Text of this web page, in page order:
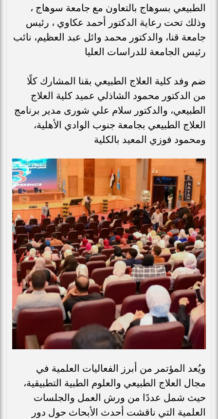
الطبيعي بسوهاج بالتعاون مع جامعة سوهاج ،
وذلك تحت رعاية الدكتور أحمد عكاوي ، رئيس
جامعة قنا، والدكتور محمد وائل عبد العظيم، نائب
رئيس الجامعة للدراسات العليا
ضم وفد كلية العلاج الطبيعي بقنا المشارك كلًا
من الدكتور محمود الشاذلي عميد كلية العلاج
الطبيعي، والدكتور سلام علي شورى مدير برنامج
العلاج الطبيعي بجامعة جنوب الوادي الأهلية،
ومحمود فوزي المعيد بالكلية
ويُعد المؤتمر من أبرز الفعاليات العلمية في
مجال العلاج الطبيعي والعلوم الطبية التطبيقية،
حيث شمل عددًا من ورش العمل والجلسات
العلمية التي ناقشت أحدث الأبحاث حول دور